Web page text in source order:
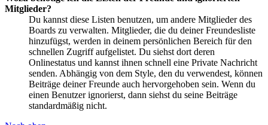
Mitglieder?
Du kannst diese Listen benutzen, um andere Mitglieder des
Boards zu verwalten. Mitglieder, die du deiner Freundesliste
hinzufügst, werden in deinem persönlichen Bereich für den
schnellen Zugriff aufgelistet. Du siehst dort deren
Onlinestatus und kannst ihnen schnell eine Private Nachricht
senden. Abhängig von dem Style, den du verwendest, können
Beiträge deiner Freunde auch hervorgehoben sein. Wenn du
einen Benutzer ignorierst, dann siehst du seine Beiträge
standardmäßig nicht.